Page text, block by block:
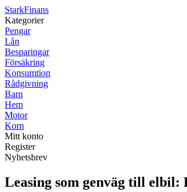
StarkFinans
Kategorier
Pengar
Lån
Besparingar
Försäkring
Konsumtion
Rådgivning
Barn
Hem
Motor
Korn
Mitt konto
Register
Nyhetsbrev
Leasing som genväg till